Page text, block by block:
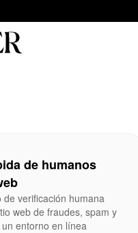
de humanos
verificación humana
web de fraudes, spam y
entorno en línea